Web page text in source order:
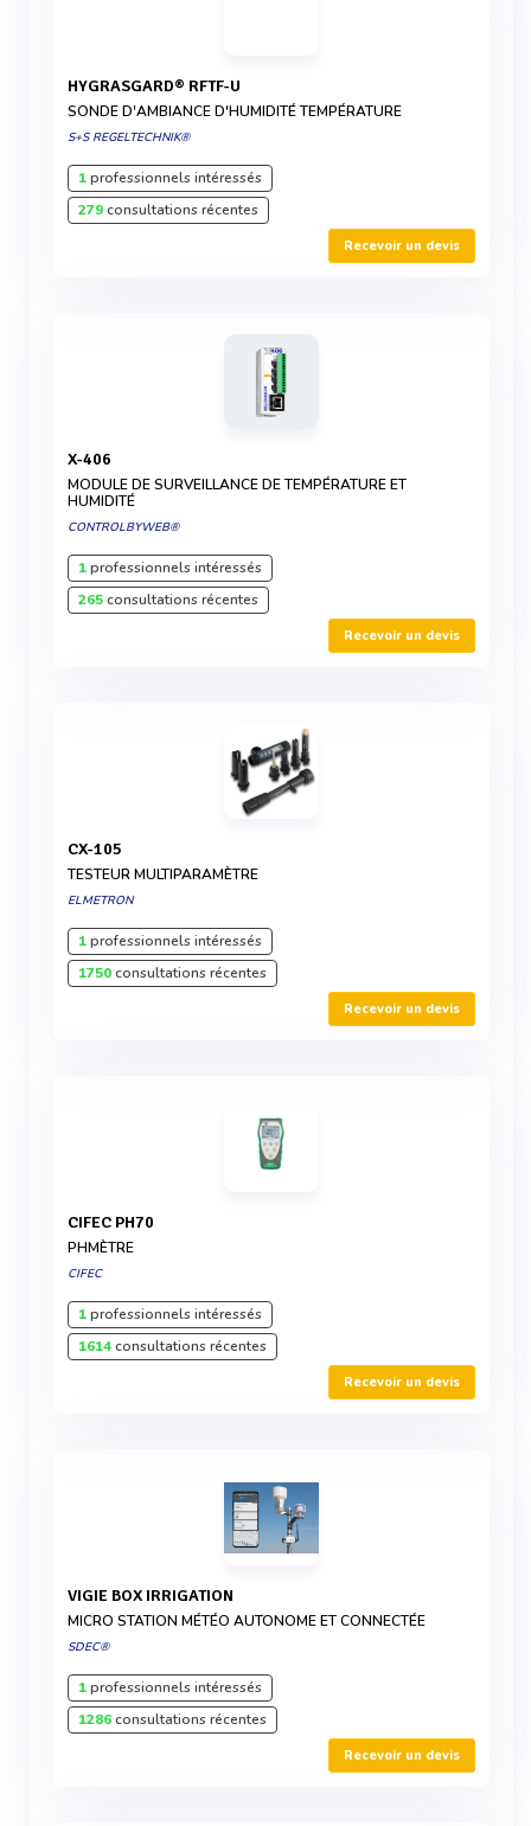
HYGRASGARD® RFTF-U
SONDE D'AMBIANCE D'HUMIDITÉ TEMPÉRATURE
S+S REGELTECHNIK®
1professionnels intéressés
279consultations récentes
Recevoir un devis
X-406
MODULE DE SURVEILLANCE DE TEMPÉRATURE ET
HUMIDITÉ
CONTROLBYWEB®
1professionnels intéressés
265consultations récentes
Recevoir un devis
CX-105
TESTEUR MULTIPARAMÈTRE
ELMETRON
1professionnels intéressés
1750consultations récentes
Recevoir un devis
CIFEC PH70
PHMÈTRE
CIFEC
1professionnels intéressés
1614consultations récentes
Recevoir un devis
VIGIE BOX IRRIGATION
MICRO STATION MÉTÉO AUTONOME ET CONNECTÉE
SDEC®
1professionnels intéressés
1286consultations récentes
Recevoir un devis